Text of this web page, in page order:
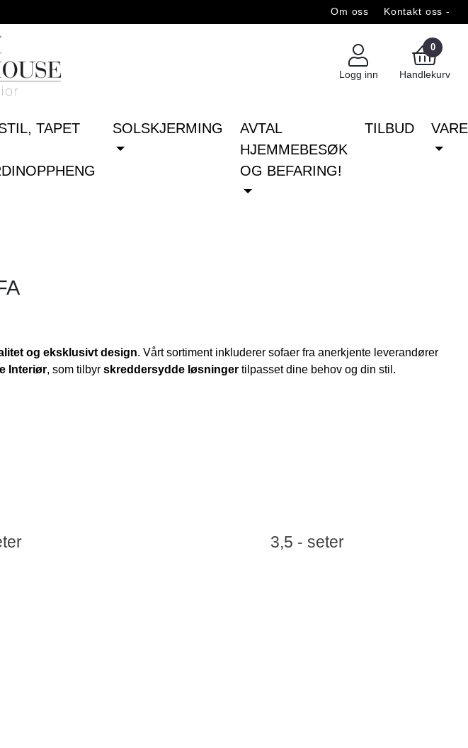
Om oss Kontakt oss -
Logg inn
0
Handlekurv
TAPET
SOLSKJERMING
AVTAL
HJEMMEBESØK
OG BEFARING!
TILBUD
og eksklusivt design. Vårt sortiment inkluderer sofaer fra anerkjente leverandører
Interiør, som tilbyr skreddersydde løsninger tilpasset dine behov og din stil.
3,5 - seter